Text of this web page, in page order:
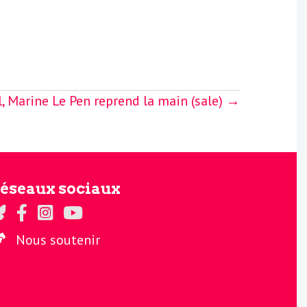
Marine Le Pen reprend la main (sale) →
sociaux
sur Twitter
Regards sur Facebook
Regards sur Instagram
La chaine Regards sur Youtube
Nous soutenir